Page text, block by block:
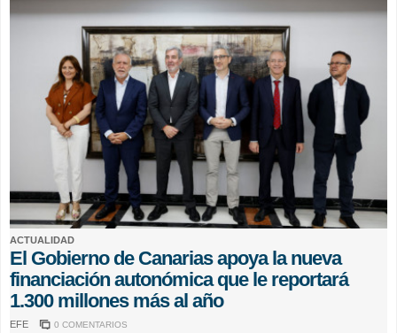
ACTUALIDAD
El Gobierno de Canarias apoya la nueva
financiación autonómica que le reportará
1.300 millones más al año
EFE 0 COMENTARIOS